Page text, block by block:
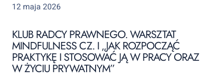
12 maja 2026
KLUB RADCY PRAWNEGO. WARSZTAT
MINDFULNESS CZ. I „JAK ROZPOCZĄĆ
PRAKTYKĘ I STOSOWAĆ JĄ W PRACY ORAZ
W ŻYCIU PRYWATNYM”